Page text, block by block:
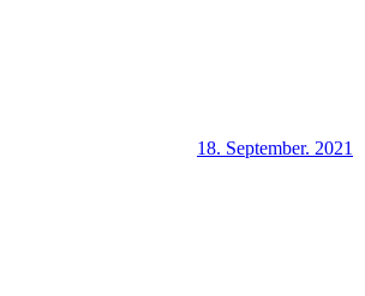
18. September. 2021